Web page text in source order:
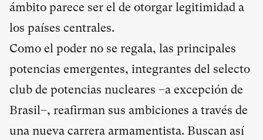
ámbito parece ser el de otorgar legitimidad a
los países centrales.
Como el poder no se regala, las principales
potencias emergentes, integrantes del selecto
club de potencias nucleares –a excepción de
Brasil–, reafirman sus ambiciones a través de
una nueva carrera armamentista. Buscan así